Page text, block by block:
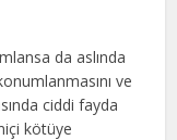
da aslında
ve
ciddi fayda
kötüye